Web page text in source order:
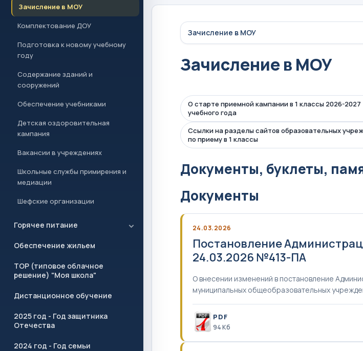
Зачисление в МОУ
Комплектование ДОУ
Подготовка к новому учебному
году
Содержание зданий и
сооружений
Обеспечение учебниками
Детская оздоровительная
кампания
Вакансии в учреждениях
Школьные службы примирения и
медиации
Шефские организации
Горячее питание
Обеспечение жильем
ТОР (типовое облачное
решение) "Моя школа"
Дистанционное обучение
2025 год - Год защитника
Отечества
2024 год - Год семьи
Зачисление в МОУ
Зачисление в МОУ
О старте приемной кампании в 1 классы 2026-2027
учебного года
Ссылки на разделы сайтов образовательных
по приему в 1 классы
Документы, буклеты,
Документы
24.03.2026
Постановление
24.03.2026 №413-ПА
О внесении изменений в постановление
муниципальных общеобразовательных
PDF
94 Кб